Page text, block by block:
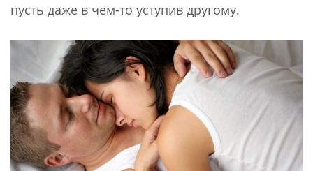
пусть даже в чем-то уступив другому.